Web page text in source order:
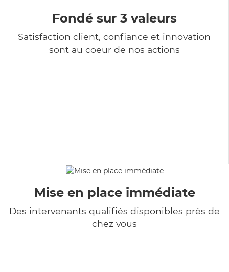
Fondé sur 3 valeurs
Satisfaction client, confiance et innovation
sont au coeur de nos actions
Mise en place immédiate
Des intervenants qualifiés disponibles près de
chez vous